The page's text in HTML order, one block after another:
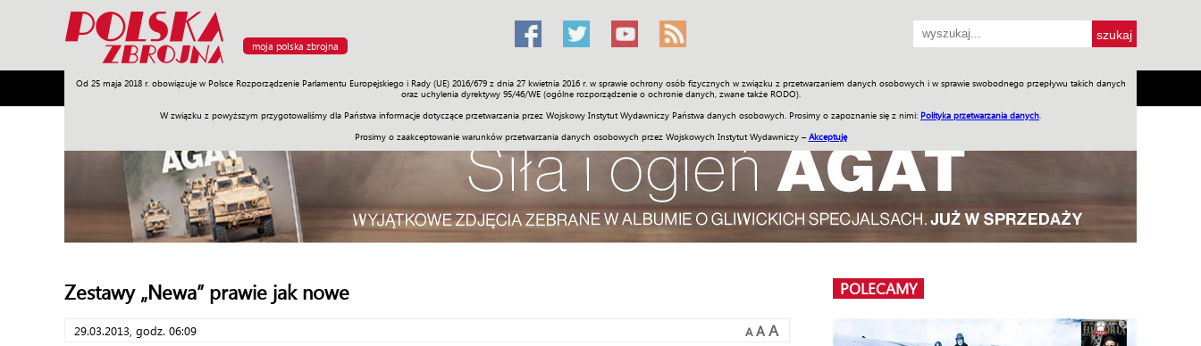
moja polska zbrojna
Od 25 maja 2018 r. obowiązuje w Polsce Rozporządzenie Parlamentu Europejskiego i Rady (UE) 2016/679 z dnia 27 kwietnia 2016 r. w sprawie ochrony osób fizycznych w związku z przetwarzaniem danych osobowych i w sprawie swobodnego przepływu takich danych
oraz uchylenia dyrektywy 95/46/WE (ogólne rozporządzenie o ochronie danych, zwane także RODO).
W związku z powyższym przygotowaliśmy dla Państwa informacje dotyczące przetwarzania przez Wojskowy Instytut Wydawniczy Państwa danych osobowych. Prosimy o zapoznanie się z nimi: Polityka przetwarzania danych
Prosimy o zaakceptowanie warunków przetwarzania danych osobowych przez Wojskowych Instytut Wydawniczy – Akceptuję
Armia Poligon Sprzęt Misje Polityka Prawo Świat Społeczność Sport Historia Galerie Wideo ENGLISH SKLEP Jednodniówki Praca w WIW
Zestawy „Newa” prawie jak nowe
29.03.2013, godz. 06:09 A A A
POLECAMY